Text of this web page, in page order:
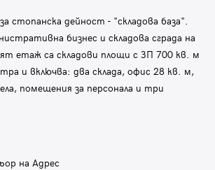
стопанска дейност - "складова база".
бизнес и складова сграда на
етаж са складови площи с ЗП 700 кв. м
и включва: два склада, офис 28 кв. м,
помещения за персонала и три
на Адрес